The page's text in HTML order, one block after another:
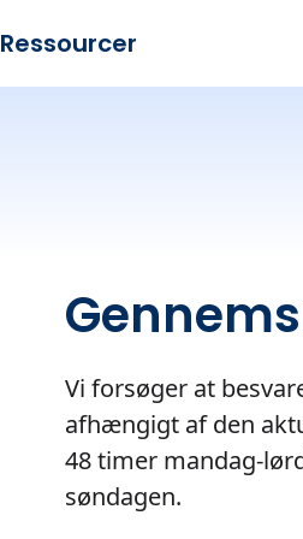
Ressourcer
Vi forsøger at
afhængigt af den
48 timer mandag-
søndagen.